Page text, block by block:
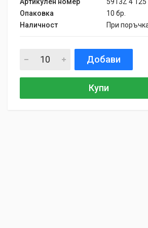
Опаковка
10 бр.
Наличност
При
Добави
Купи